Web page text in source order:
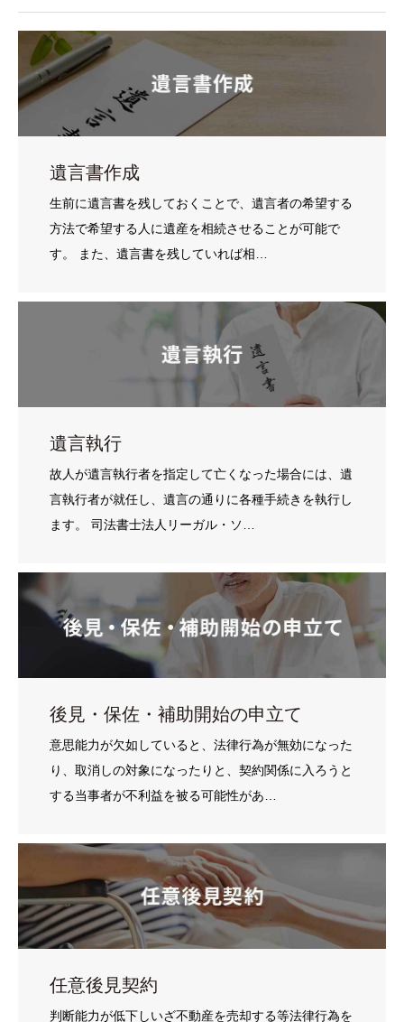
遺言書作成
生前に遺言書を残しておくことで、遺言者の希望する
方法で希望する人に遺産を相続させることが可能で
す。 また、遺言書を残していれば相…
遺言執行
故人が遺言執行者を指定して亡くなった場合には、遺
言執行者が就任し、遺言の通りに各種手続きを執行し
ます。 司法書士法人リーガル・ソ…
後見・保佐・補助開始の申立て
意思能力が欠如していると、法律行為が無効になった
り、取消しの対象になったりと、契約関係に入ろうと
する当事者が不利益を被る可能性があ…
任意後見契約
判断能力が低下しいざ不動産を売却する等法律行為を